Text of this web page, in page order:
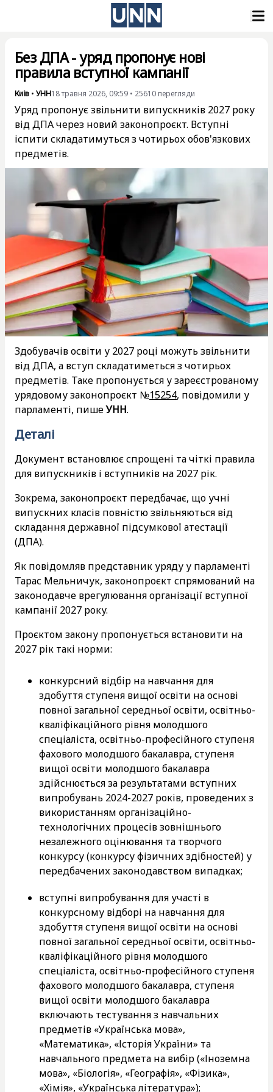
Без ДПА - уряд пропонує нові
правила вступної кампанії
Київ • УНН18 травня 2026, 09:59 • 25610 перегляди
Уряд пропонує звільнити випускників 2027 року
від ДПА через новий законопроєкт. Вступні
іспити складатимуться з чотирьох обов'язкових
предметів.
Здобувачів освіти у 2027 році можуть звільнити
від ДПА, а вступ складатиметься з чотирьох
предметів. Таке пропонується у зареєстрованому
урядовому законопроєкт №15254, повідомили у
парламенті, пишеУНН.
Деталі
Документ встановлює спрощені та чіткі правила
для випускників і вступників на 2027 рік.
Зокрема, законопроєкт передбачає, що учні
випускних класів повністю звільняються від
складання державної підсумкової атестації
(ДПА).
Як повідомляв представник уряду у парламенті
Тарас Мельничук, законопроєкт спрямований на
законодавче врегулювання організації вступної
кампанії 2027 року.
Проєктом закону пропонується встановити на
2027 рік такі норми:
конкурсний відбір на навчання для
здобуття ступеня вищої освіти на основі
повної загальної середньої освіти, освітньо-
кваліфікаційного рівня молодшого
спеціаліста, освітньо-професійного ступеня
фахового молодшого бакалавра, ступеня
вищої освіти молодшого бакалавра
здійснюється за результатами вступних
випробувань 2024-2027 років, проведених з
використанням організаційно-
технологічних процесів зовнішнього
незалежного оцінювання та творчого
конкурсу (конкурсу фізичних здібностей) у
передбачених законодавством випадках;
вступні випробування для участі в
конкурсному відборі на навчання для
здобуття ступеня вищої освіти на основі
повної загальної середньої освіти, освітньо-
кваліфікаційного рівня молодшого
спеціаліста, освітньо-професійного ступеня
фахового молодшого бакалавра, ступеня
вищої освіти молодшого бакалавра
включають тестування з навчальних
предметів «Українська мова»,
«Математика», «Історія України» та
навчального предмета на вибір («Іноземна
мова», «Біологія», «Географія», «Фізика»,
«Хімія», «Українська література»);